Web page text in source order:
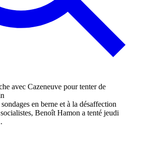
en berne et à la désaffection
Benoît Hamon a tenté jeudi